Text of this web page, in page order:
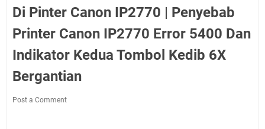
Di Pinter Canon IP2770 | Penyebab
Printer Canon IP2770 Error 5400 Dan
Indikator Kedua Tombol Kedib 6X
Bergantian
Post a Comment